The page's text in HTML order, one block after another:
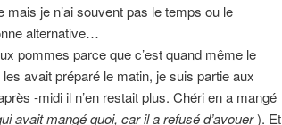
je n’ai souvent pas le temps ou le
alternative…
pommes parce que c’est quand même le
avait préparé le matin, je suis partie aux
-midi il n’en restait plus. Chéri en a mangé
avait mangé quoi, car il a refusé d’avouer). Et